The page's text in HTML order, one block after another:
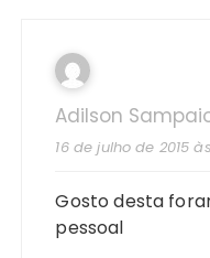
Adilson
16 de julho de 2015
Gosto desta
pessoal